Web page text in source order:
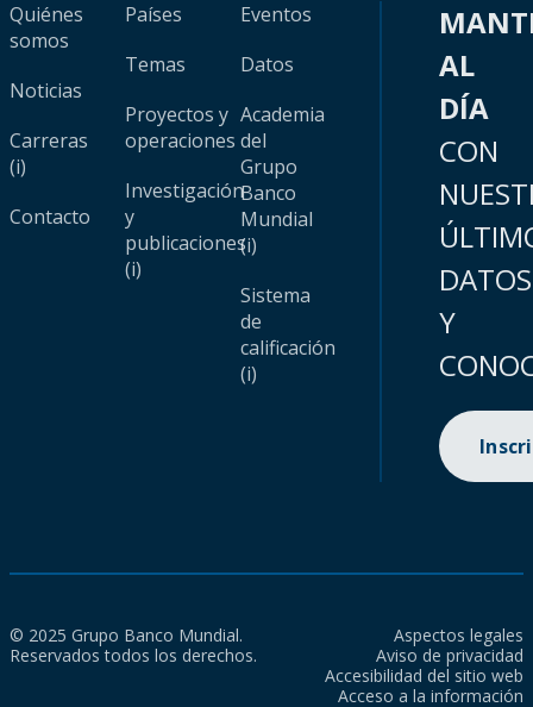
Quiénes
somos
Noticias
Carreras
(i)
Contacto
Países
Temas
Proyectos y
operaciones
Investigación
y
publicaciones
(i)
Eventos
Datos
Academia
del
Grupo
Banco
Mundial
(i)
Sistema
de
calificación
(i)
AL
DÍA
CON
DATOS
Y
© 2025 Grupo Banco Mundial.
Reservados todos los derechos.
Aspectos legales
Aviso de privacidad
Accesibilidad del sitio web
Acceso a la información